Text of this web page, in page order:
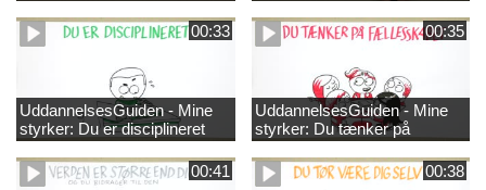
00:33
UddannelsesGuiden - Mine
styrker: Du er disciplineret
00:35
UddannelsesGuiden - Mine
styrker: Du tænker på
fællesskabet
00:41
00:38